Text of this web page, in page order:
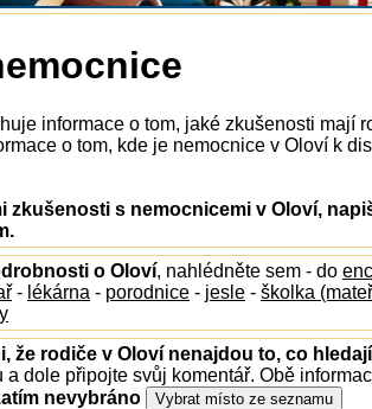
informace o tom, jaké zkušenosti mají
o tom, kde je nemocnice v Oloví k
zkušenosti s nemocnicemi v Oloví,
o Oloví, nahlédněte sem - do
- lékárna - porodnice - jesle - školka
že rodiče v Oloví nenajdou to, co
a dole připojte svůj komentář. Obě
nevybráno